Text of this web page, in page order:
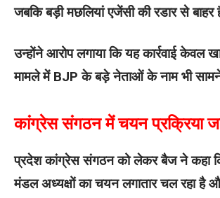
जबकि बड़ी मछलियां एजेंसी की रडार से बाहर
उन्होंने आरोप लगाया कि यह कार्रवाई केवल
मामले में BJP के बड़े नेताओं के नाम भी
कांग्रेस संगठन में चयन प्रक्रिया
प्रदेश कांग्रेस संगठन को लेकर बैज ने कहा
मंडल अध्यक्षों का चयन लगातार चल रहा है